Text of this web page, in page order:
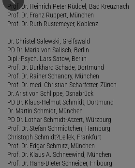
Prof. Dr. Heinrich Peter Rüddel, Bad Kreuznach
Prof. Dr. Franz Ruppert, München
Prof. Dr. Ruth Rustemeyer, Koblenz
Dr. Christel Salewski, Greifswald
PD Dr. Maria von Salisch, Berlin
Dipl.-Psych. Lars Satow, Berlin
Prof. Dr. Burkhard Schade, Dortmund
Prof. Dr. Rainer Schandry, München
Prof. Dr. med. Christian Scharfetter, Zürich
Dr. Arist von Schlippe, Osnabrück
PD Dr. Klaus-Helmut Schmidt, Dortmund
Dr. Martin Schmidt, München
PD Dr. Lothar Schmidt-Atzert, Würzburg
Prof. Dr. Stefan Schmidtchen, Hamburg
Christoph Schmidt?Lellek, Frankfurt
Prof. Dr. Edgar Schmitz, München
Prof. Dr. Klaus A. Schneewind, München
Prof. Dr. Hans-Dieter Schneider, Fribourg